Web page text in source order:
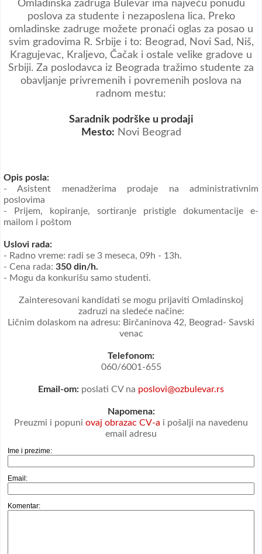
Omladinska zadruga Bulevar ima najveću ponudu
poslova za studente i nezaposlena lica. Preko
omladinske zadruge možete pronaći oglas za posao u
svim gradovima R. Srbije i to: Beograd, Novi Sad, Niš,
Kragujevac, Kraljevo, Čačak i ostale velike gradove u
Srbiji. Za poslodavca iz Beograda tražimo studente za
obavljanje privremenih i povremenih poslova na
radnom mestu:
Saradnik podrške u prodaji
Mesto: Novi Beograd
Opis posla:
- Asistent menadžerima prodaje na administrativnim
poslovima
- Prijem, kopiranje, sortiranje pristigle dokumentacije e-
mailom i poštom
Uslovi rada:
- Radno vreme: radi se 3 meseca, 09h - 13h.
- Cena rada: 350 din/h.
- Mogu da konkurišu samo studenti.
Zainteresovani kandidati se mogu prijaviti Omladinskoj
zadruzi na sledeće načine:
Ličnim dolaskom na adresu: Birčaninova 42, Beograd- Savski
venac
Telefonom:
060/6001-655
Email-om: poslati CV na poslovi@ozbulevar.rs
Napomena:
Preuzmi i popuni ovaj obrazac CV-a i pošalji na navedenu
email adresu
Ime i prezime:
Email:
Komentar: